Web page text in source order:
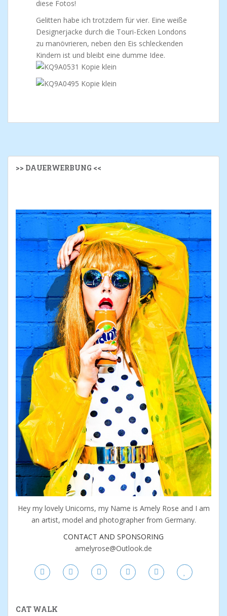
diese Fotos!
Gelitten habe ich trotzdem für vier. Eine weiße
Designerjacke durch die Touri-Ecken Londons
zu manövrieren, neben den Eis schleckenden
Kindern ist und bleibt eine dumme Idee.
>> DAUERWERBUNG <<
Hey my lovely Unicorns, my Name is Amely Rose and I am
an artist, model and photographer from Germany.
CONTACT AND SPONSORING
amelyrose@Outlook.de
CAT WALK